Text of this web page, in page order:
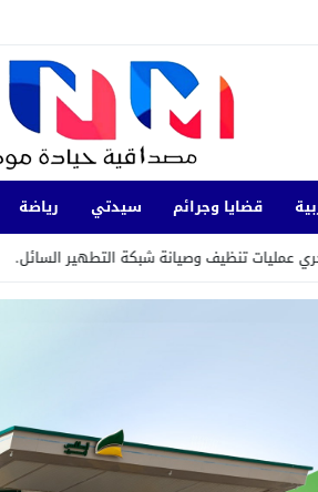
قضايا وجرائم سيدتي رياضة
23:20 شبكة التطهير السائل.